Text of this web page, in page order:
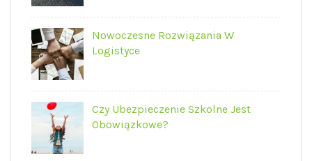
Nowoczesne Rozwiązania W
Logistyce
Czy Ubezpieczenie Szkolne Jest
Obowiązkowe?